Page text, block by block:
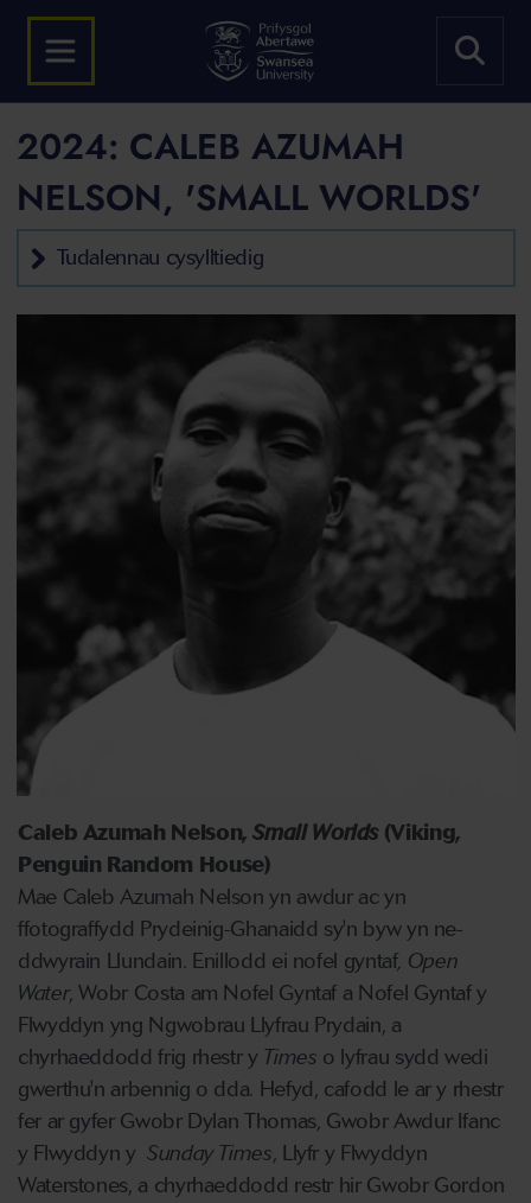
2024: CALEB AZUMAH
NELSON, 'SMALL WORLDS'
Tudalennau cysylltiedig
Caleb Azumah Nelson,Small Worlds(Viking,
Penguin Random House)
Mae Caleb Azumah Nelson yn awdur ac yn
ffotograffydd Prydeinig-Ghanaidd sy'n byw yn ne-
ddwyrain Llundain. Enillodd ei nofel gyntaf, Open
Water, Wobr Costa am Nofel Gyntaf a Nofel Gyntaf y
Flwyddyn yng Ngwobrau Llyfrau Prydain, a
chyrhaeddodd frig rhestr y Times o lyfrau sydd wedi
gwerthu'n arbennig o dda. Hefyd, cafodd le ar y rhestr
fer ar gyfer Gwobr Dylan Thomas, Gwobr Awdur Ifanc
y Flwyddyn y Sunday Times, Llyfr y Flwyddyn
Waterstones, a chyrhaeddodd restr hir Gwobr Gordon